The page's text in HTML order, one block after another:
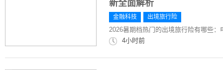
新全面解析
金融科技 出境旅行险
2026暑期档热门的出境旅行险有哪些
4小时前